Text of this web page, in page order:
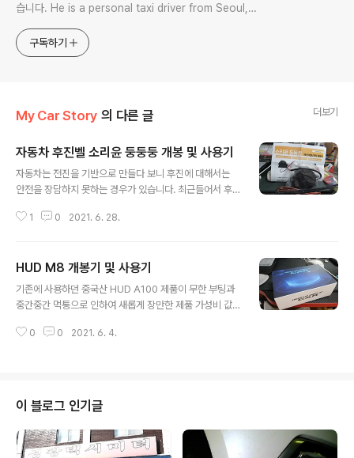
습니다. He is a personal taxi driver from Seoul,
play. I will give you various contents of Korea.
구독하기
My Car Story 의 다른 글 더보기
자동차 후진벨 소리윤 둥둥둥 개봉 및 사용기
자동차는 전진을 기반으로 만들다 보니 후진에 대해서는
안전을 장담하지 못하는 경우가 있습니다. 최근들어서 후
니다.(차량옵션) 내연기관 차량은 엔진 시동이 걸려 있어서
변에 "차량이 움직입니다"라고 소리로 알려주는 시스템이
있습니다. 오늘은 이런 옵션을 적용시킨 "둥둥둥 소리윤"
제품을 설치해 보기로 합니다. 제품구성은 본체, 케이블타
움이 크게 없습니다. 우선 본체를 살펴 보면 약간 큰 블루투
1 0 2021. 6. 28.
HUD M8 개봉기 및 사용기
기존에 사용하던 중국산 HUD A100 제품이 무한 부팅과
중간중간 먹통으로 인하여 새롭게 장만한 제품 가성비 값
설치는 간단하며 차량의 OBD에 연결하여 세팅을 하면 끝
0 0 2021. 6. 4.
이 블로그 인기글